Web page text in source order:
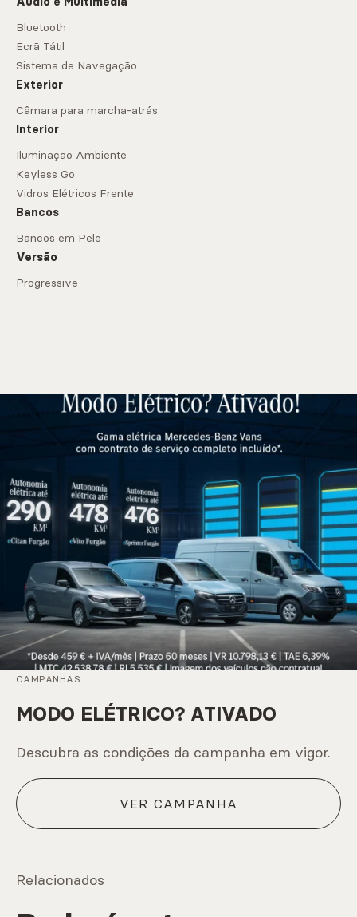
Bluetooth
Ecrã Tátil
Sistema de Navegação
Exterior
Câmara para marcha-atrás
Interior
Iluminação Ambiente
Keyless Go
Vidros Elétricos Frente
Bancos
Bancos em Pele
Versão
Progressive
CAMPANHAS
MODO ELÉTRICO? ATIVADO
Descubra as condições da campanha em vigor.
VER CAMPANHA
Relacionados